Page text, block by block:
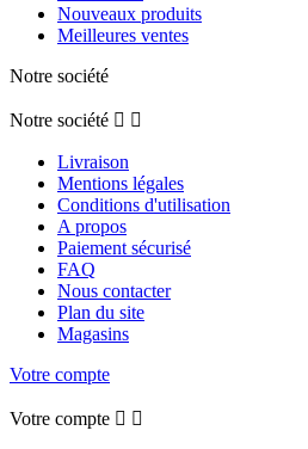
Nouveaux produits
Meilleures ventes
Notre société
Notre société  
Livraison
Mentions légales
Conditions d'utilisation
A propos
Paiement sécurisé
FAQ
Nous contacter
Plan du site
Magasins
Votre compte
Votre compte  